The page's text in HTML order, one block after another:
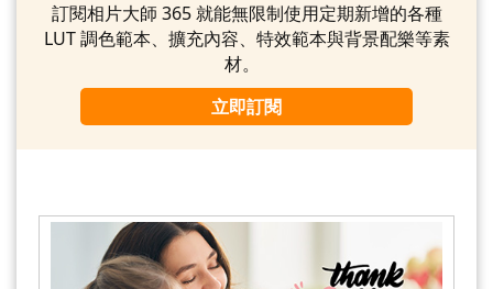
訂閱相片大師 365 就能無限制使用定期新增的各種
LUT 調色範本、擴充內容、特效範本與背景配樂等素
材。
立即訂閱